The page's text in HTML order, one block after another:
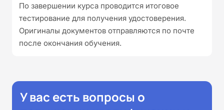
По завершении курса проводится итоговое
тестирование для получения удостоверения.
Оригиналы документов отправляются по почте
после окончания обучения.
У вас есть вопросы о